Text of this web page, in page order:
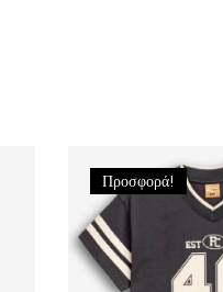
Προσφορά!